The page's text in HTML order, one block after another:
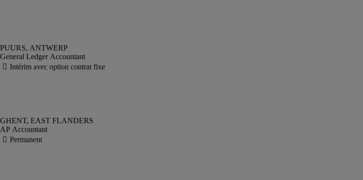
General Ledger Accountant
AP Accountant